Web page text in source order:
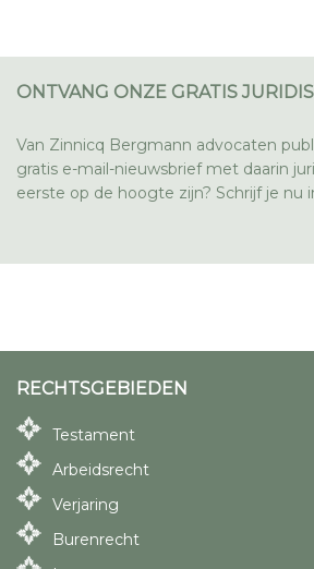
ONTVANG ONZE GRATIS
Van Zinnicq Bergmann advocaten
gratis e-mail-nieuwsbrief met daarin
eerste op de hoogte zijn? Schrijf je nu
RECHTSGEBIEDEN
Testament
Arbeidsrecht
Verjaring
Burenrecht